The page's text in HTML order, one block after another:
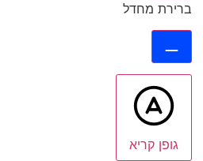
ברירת מחדל
גופן קריא